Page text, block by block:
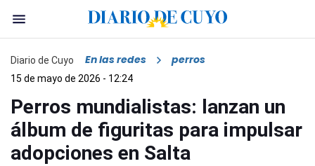
Diario de Cuyo En las redes perros
15 de mayo de 2026 - 12:24
Perros mundialistas: lanzan un
álbum de figuritas para impulsar
adopciones en Salta